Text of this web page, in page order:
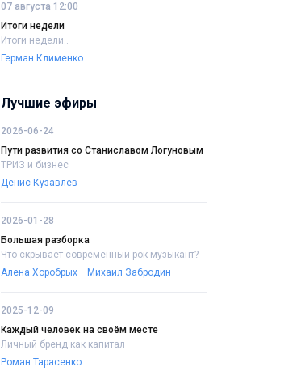
07 августа 12:00
Итоги недели
Итоги недели..
Герман Клименко
Лучшие эфиры
2026-06-24
Пути развития со Станиславом Логуновым
ТРИЗ и бизнес
Денис Кузавлёв
2026-01-28
Большая разборка
Что скрывает современный рок-музыкант?
Алена Хоробрых
Михаил Забродин
2025-12-09
Каждый человек на своём месте
Личный бренд как капитал
Роман Тарасенко